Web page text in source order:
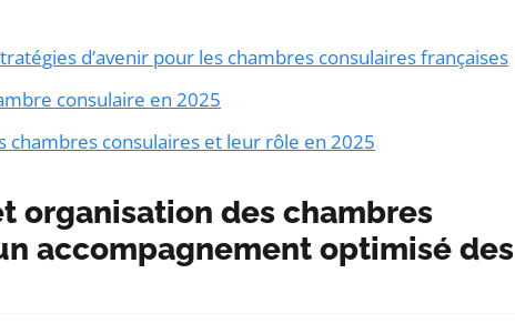
d’avenir pour les chambres consulaires françaises
consulaire en 2025
chambres consulaires et leur rôle en 2025
organisation des chambres
accompagnement optimisé des